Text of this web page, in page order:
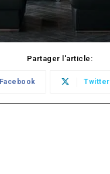
Partager l'article:
Facebook Twitter